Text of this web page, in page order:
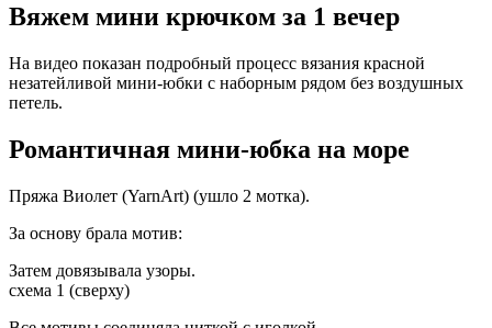
Вяжем мини крючком за 1 вечер
На видео показан подробный процесс вязания красной
незатейливой мини-юбки с наборным рядом без воздушных
петель.
Романтичная мини-юбка на море
Пряжа Виолет (YarnArt) (ушло 2 мотка).
За основу брала мотив:
Затем довязывала узоры.
схема 1 (сверху)